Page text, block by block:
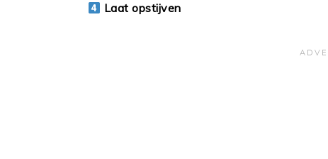
Laat opstijven